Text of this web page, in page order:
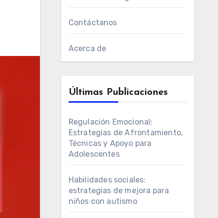
Contáctanos
Acerca de
Últimas Publicaciones
Regulación Emocional:
Estrategias de Afrontamiento,
Técnicas y Apoyo para
Adolescentes
Habilidades sociales:
estrategias de mejora para
niños con autismo